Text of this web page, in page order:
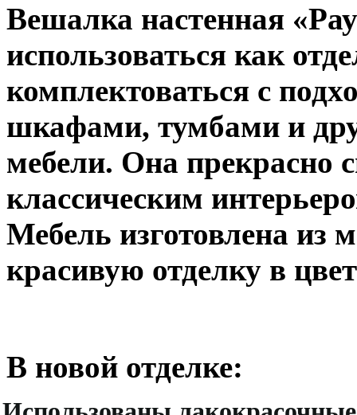
Вешалка настенная
использоваться как
комплектоваться с
шкафами, тумбами и
мебели. Она прекрасно
классическим
Мебель изготовлена из
красивую отделку в
В новой отделке: